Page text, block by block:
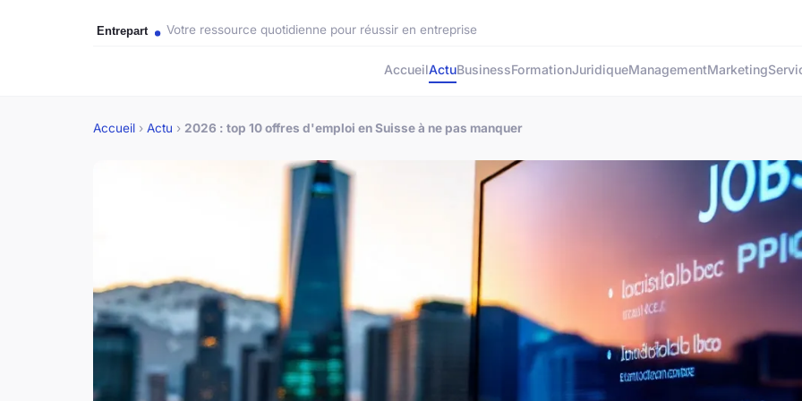
Votre ressource quotidienne pour réussir en entreprise
AccueilActuBusinessFormationJuridiqueManagementMarketing
Accueil › Actu › 2026 : top 10 offres d'emploi en Suisse à ne pas manquer